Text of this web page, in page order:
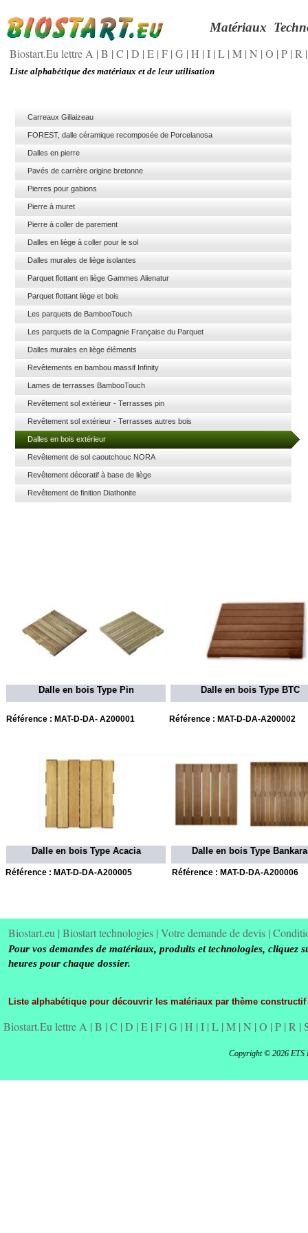
Dalle en bois Type Pin
Référence : MAT-D-DA- A200001 Référence : MAT-D-DA-A200002
Carreaux Gillaizeau
FOREST, dalle céramique recomposée de Porcelanosa
Dalles en pierre
Pavés de carrière origine bretonne
Pierres pour gabions
Pierre à muret
Pierre à coller de parement
Dalles en liège à coller pour le sol
Dalles murales de liège isolantes
Parquet flottant en liège Gammes Alienatur
Parquet flottant liège et bois
Les parquets de BambooTouch
Les parquets de la Compagnie Française du Parquet
Dalles murales en liège éléments
Revêtements en bambou massif Infinity
Lames de terrasses BambooTouch
Revêtement sol extérieur - Terrasses pin
Revêtement sol extérieur - Terrasses autres bois
Dalles en bois extérieur
Revêtement de sol caoutchouc NORA
Revêtement décoratif à base de liège
Revêtement de finition Diathonite
Dalle en bois Type BTC
Dalle en bois Type
Dalle en bois Type Acacia
Référence : MAT-D-DA-A200005 Référence : MAT-D-DA-A200006
Liste alphabétique des matériaux et de leur utilisation
Biostart.Eu lettre A | B | C | D | E | F | G | H | I | L | M | N | O | P | R
Pour vos demandes de matériaux, produits et technologies, cliquez
heures pour chaque dossier.
Biostart.eu | Biostart technologies | Votre demande de devis |
Liste alphabétique pour découvrir les matériaux par thème constructif
Matériaux
Biostart.Eu lettre A | B | C | D | E | F | G | H | I | L | M | N | O | P | R |
Copyright © 2026 ETS